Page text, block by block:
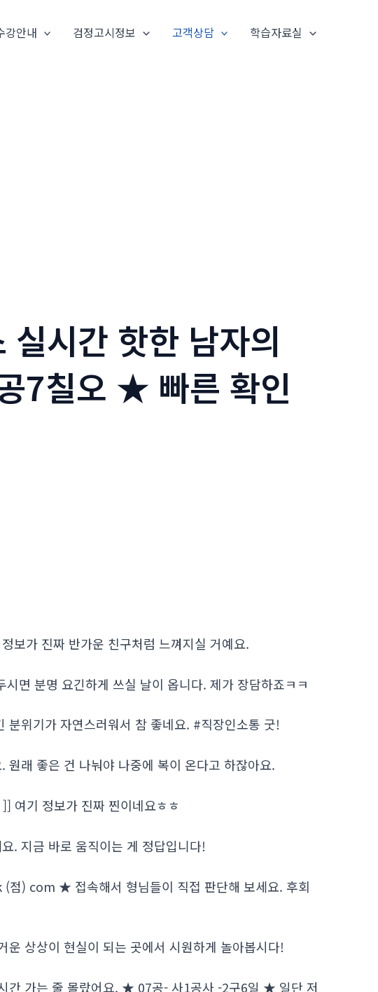
강안내 검정고시정보 고객상담 학습자료실
시간 핫한 남자의
7칠오 ★ 빠른 확인
보가 진짜 반가운 친구처럼 느껴지실 거예요.
면 분명 요긴하게 쓰실 날이 옵니다. 제가 장담하죠ㅋㅋ
위기가 자연스러워서 참 좋네요. #직장인소통 굿!
래 좋은 건 나눠야 나중에 복이 온다고 하잖아요.
여기 정보가 진짜 찐이네요ㅎㅎ
. 지금 바로 움직이는 게 정답입니다!
) com ★ 접속해서 형님들이 직접 판단해 보세요. 후회
상상이 현실이 되는 곳에서 시원하게 놀아봅시다!
간 가는 줄 몰랐어요. ★ 07공- 사1공사 -2구6일 ★ 일단 저